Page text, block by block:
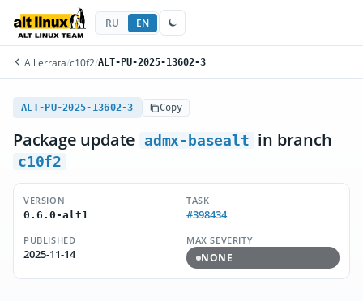
RU EN
All errata/c10f2/ALT-PU-2025-13602-3
ALT-PU-2025-13602-3 Copy
Package update admx-basealt in branch
c10f2
VERSION
0.6.0-alt1
TASK
#398434
PUBLISHED
2025-11-14
MAX SEVERITY
NONE